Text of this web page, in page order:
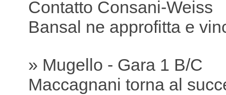
Contatto Consani-Weiss
Bansal ne approfitta e
» Mugello - Gara 1 B/C
Maccagnani torna al